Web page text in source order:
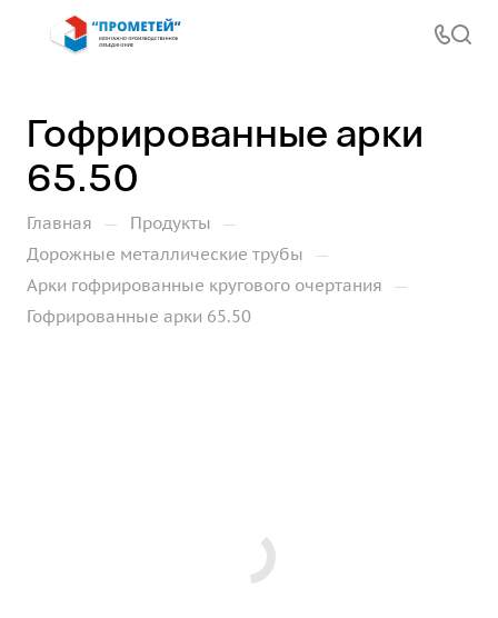
Гофрированные арки
65.50
Главная — Продукты —
Дорожные металлические трубы —
Арки гофрированные кругового очертания —
Гофрированные арки 65.50